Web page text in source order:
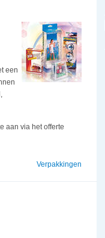
een
aan via het offerte
Verpakkingen